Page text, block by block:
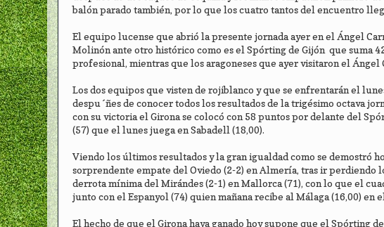
balón parado también, por lo que los cuatro tantos del encuentro
El equipo lucense que abrió la presente jornada ayer en el Ángel
Molinón ante otro histórico como es el Spórting de Gijón que suma
profesional, mientras que los aragoneses que ayer visitaron el Ángel
Los dos equipos que visten de rojiblanco y que se enfrentarán el
despu´ñes de conocer todos los resultados de la trigésimo octava
con su victoria el Girona se colocó con 58 puntos por delante del
(57) que el lunes juega en Sabadell (18,00).
Viendo los últimos resultados y la gran igualdad como se demostró
sorprendente empate del Oviedo (2-2) en Almería, tras ir perdiendo
derrota mínima del Mirándes (2-1) en Mallorca (71), con lo que el
junto con el Espanyol (74) quien mañana recibe al Málaga (16,00) en
El hecho de que el Girona haya ganado hoy supone que el Spórting